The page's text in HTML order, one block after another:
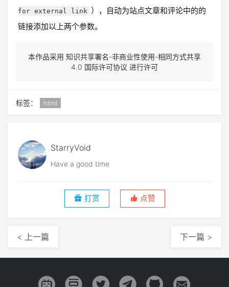
for external link ），自动为站点文章和评论中的的
链接添加以上两个参数。
本作品采用 知识共享署名-非商业性使用-相同方式共享
4.0 国际许可协议 进行许可
标签： html
StarryVoid
Have a good time
打赏 点赞
< 上一篇 下一篇 >